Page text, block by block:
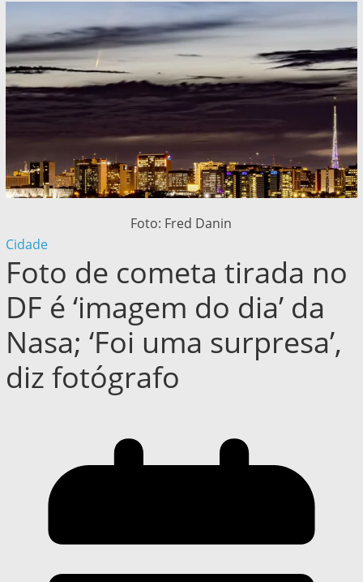
Foto: Fred Danin
Cidade
Foto de cometa tirada no
DF é ‘imagem do dia’ da
Nasa; ‘Foi uma surpresa’,
diz fotógrafo